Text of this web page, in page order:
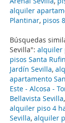
Búsquedas
Sevilla": alquiler
pisos Santa
Jardín Sevilla,
apartamento
Este - Alcosa -
Bellavista Sevilla,
alquiler piso 4
Sevilla, alquiler
alquiler
Plantinar, pisos